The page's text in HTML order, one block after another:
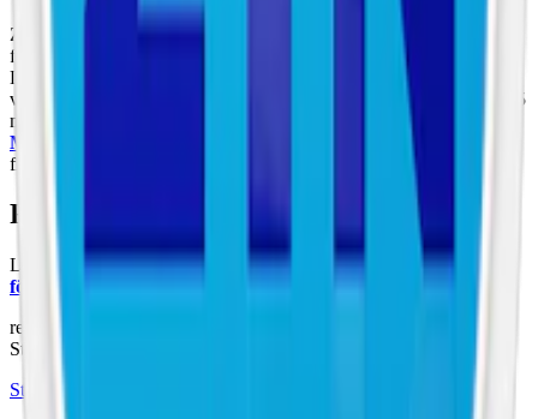
Zyn kombinerar unika och tydliga smaker med prillor i flera olika
format. Zyn finns både som miniprilla och som slim portion.
Dosorna är gjorda av biobaserad plast och är tydligt färgkodade för
varje smak. Den uppdaterade dosdesignen, som rullas ut under 2025
med exempel som
Zyn Black Licorice
Mini 2
, gör det lätt att hitta rätt. Zyn finns idag i över 20 varianter,
från mild till
Färskt vitt snus
Läs mer om hur du förvarar Zyn Menthol Ice Slim S5:"Så
förvarar du snuset rätt"
relaterade produkter
Stark
Styrka Stark · Slim